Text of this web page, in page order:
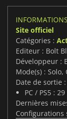
Site officiel
Catégories :
Editeur : Bolt
Développeur :
Mode(s) :
Date de sortie
PC / PS5 :
Dernières
Configurations